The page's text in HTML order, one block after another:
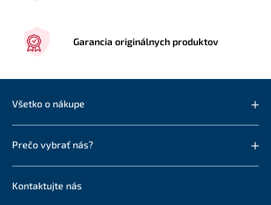
Garancia originálnych produktov
Všetko o nákupe
Prečo vybrať nás?
Kontaktujte nás